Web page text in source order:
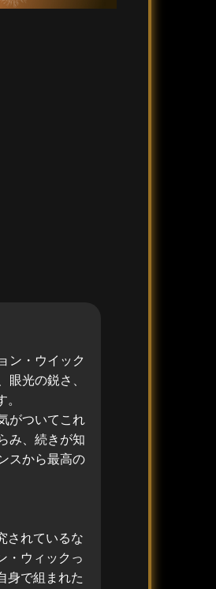
ン・ウイック
眼光の鋭さ、
がついてこれ
み、続きが知
スから最高の
されているな
・ウィックっ
身で組まれた